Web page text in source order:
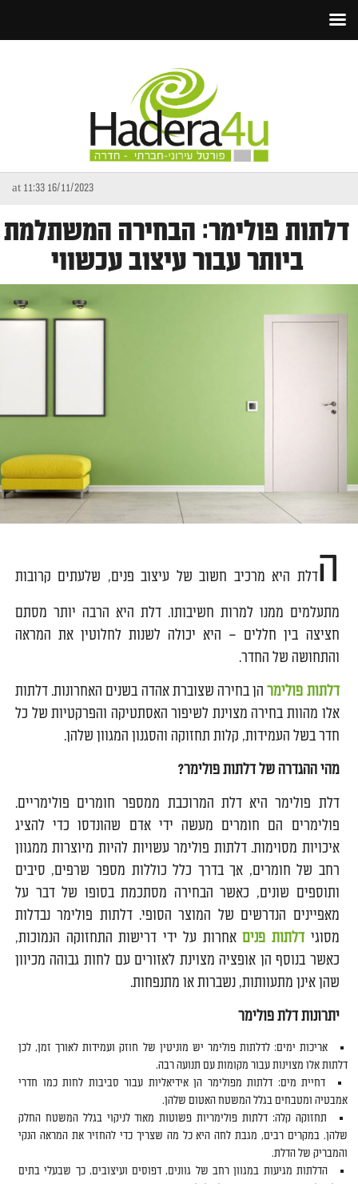
16/11/2023 at 11:33
דלתות פולימר: הבחירה המשתלמת
ביותר עבור עיצוב עכשווי
הדלת היא מרכיב חשוב של עיצוב פנים, שלעתים קרובות
מתעלמים ממנו למרות חשיבותו. דלת היא הרבה יותר מסתם
חציצה בין חללים – היא יכולה לשנות לחלוטין את המראה
והתחושה של החדר.
דלתות פולימרהן בחירה שצוברת אהדה בשנים האחרונות. דלתות
אלו מהוות בחירה מצוינת לשיפור האסתטיקה והפרקטיות של כל
חדר בשל העמידות, קלות תחזוקה והסגנון המגוון שלהן.
מהי ההגדרה של דלתות פולימר?
דלת פולימר היא דלת המרוכבת ממספר חומרים פולימריים.
פולימרים הם חומרים מעשה ידי אדם שהונדסו כדי להציג
איכויות מסוימות. דלתות פולימר עשויות להיות מיוצרות ממגוון
רחב של חומרים, אך בדרך כלל כוללות מספר שרפים, סיבים
ותוספים שונים, כאשר הבחירה מסתכמת בסופו של דבר על
מאפיינים הנדרשים של המוצר הסופי. דלתות פולימר נבדלות
מסוגידלתות פניםאחרות על ידי דרישות התחזוקה הנמוכות,
כאשר בנוסף הן אופציה מצוינת לאזורים עם לחות גבוהה מכיוון
שהן אינן מתעוותות, נשברות או מתנפחות.
יתרונות דלת פולימר
אריכות ימים: לדלתות פולימר יש מוניטין של חוזק ועמידות לאורך זמן, לכן
דלתות אלו מצוינות עבור מקומות עם תנועה רבה.
דחיית מים: דלתות מפולימר הן אידיאליות עבור סביבות לחות כמו חדרי
אמבטיה ומטבחים בגלל המשטח האטום שלהן.
תחזוקה קלה: דלתות פולימריות פשוטות מאוד לניקוי בגלל המשטח החלק
שלהן. במקרים רבים, מגבת לחה היא כל מה שצריך כדי להחזיר את המראה הנקי
והמבריק של הדלת.
הדלתות מגיעות במגוון רחב של גוונים, דפוסים ועיצובים, כך שבעלי בתים